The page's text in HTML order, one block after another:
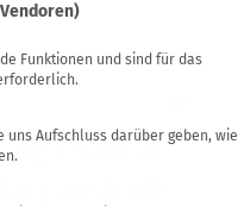
erkennen
adé
für die eine Einwilligung
Funktionen und sind für das
uns Aufschluss darüber geben, wie